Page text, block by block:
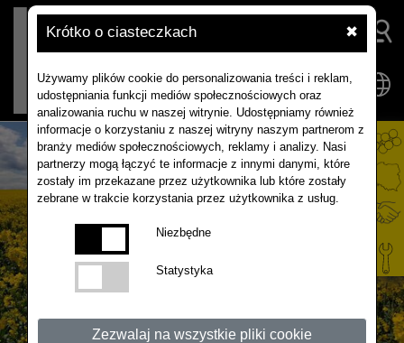
Krótko o ciasteczkach ✖
Używamy plików cookie do personalizowania treści i reklam,
udostępniania funkcji mediów społecznościowych oraz
analizowania ruchu w naszej witrynie. Udostępniamy również
informacje o korzystaniu z naszej witryny naszym partnerom z
branży mediów społecznościowych, reklamy i analizy. Nasi
partnerzy mogą łączyć te informacje z innymi danymi, które
zostały im przekazane przez użytkownika lub które zostały
zebrane w trakcie korzystania przez użytkownika z usług.
Niezbędne
Statystyka
Zezwalaj na wszystkie pliki cookie